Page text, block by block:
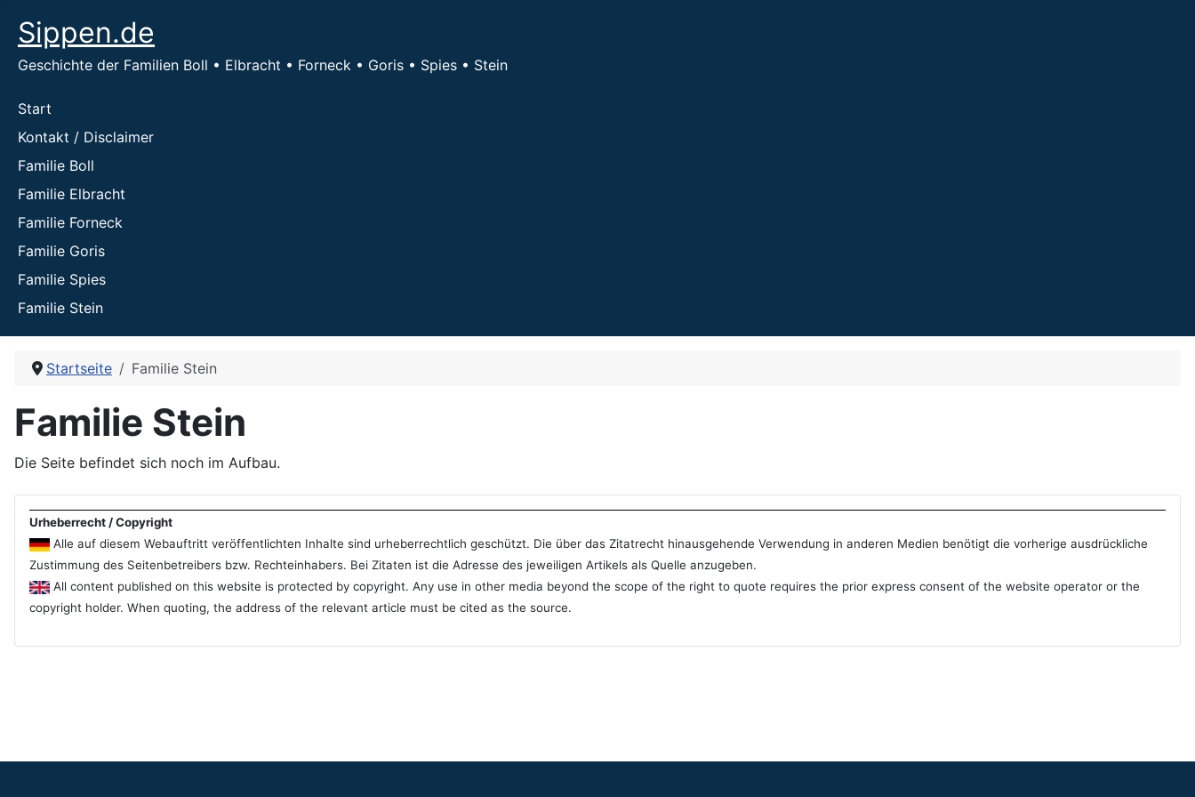
Sippen.de
Geschichte der Familien Boll • Elbracht • Forneck • Goris • Spies • Stein
Start
Kontakt / Disclaimer
Familie Boll
Familie Elbracht
Familie Forneck
Familie Goris
Familie Spies
Familie Stein
Startseite Familie Stein
Familie Stein
Die Seite befindet sich noch im Aufbau.
Urheberrecht / Copyright
Alle auf diesem Webauftritt veröffentlichten Inhalte sind urheberrechtlich geschützt. Die über das Zitatrecht hinausgehende Verwendung in anderen Medien benötigt die vorherige ausdrückliche
Zustimmung des Seitenbetreibers bzw. Rechteinhabers. Bei Zitaten ist die Adresse des jeweiligen Artikels als Quelle anzugeben.
All content published on this website is protected by copyright. Any use in other media beyond the scope of the right to quote requires the prior express consent of the website operator or the
copyright holder. When quoting, the address of the relevant article must be cited as the source.